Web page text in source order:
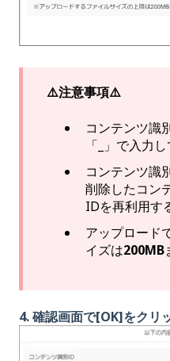
⚠️注意事項⚠️
コンテンツ識
「_」で入力
コンテンツ識
削除したコン
IDを再利用す
アップロード
イズは200MB
4. 確認画面で[OK]をクリ